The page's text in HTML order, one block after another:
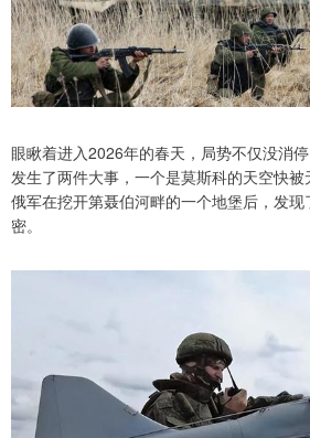
眼瞅着进入2026年的春天，局势不仅没消
发生了两件大事，一个是莫斯科的天空快
俄军在挖开第聂伯河畔的一个地堡后，发
密。